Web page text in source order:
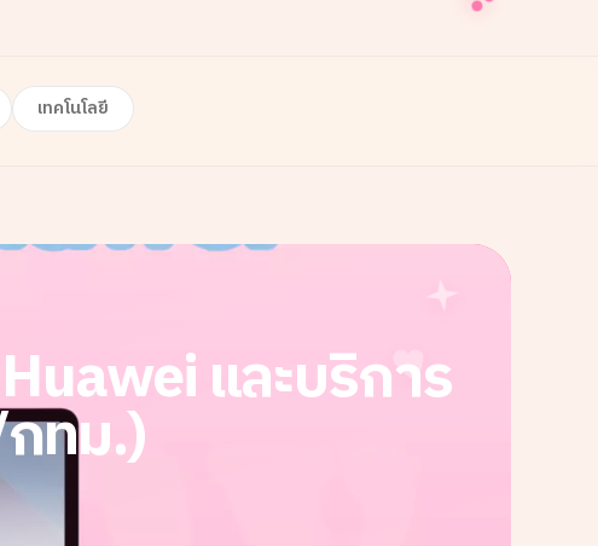
เทคโนโลยี
และบริการ
ทม.)